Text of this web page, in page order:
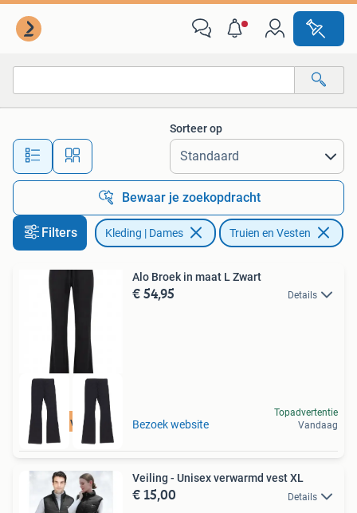
Alle afstanden…
Sorteer op
Bewaar je zoekopdracht
Filters Kleding | Dames Truien en Vesten
Tot 75% voordeel
Alo Broek in maat L Zwart
€ 54,95 Details
Bezoek website
Topadvertentie
Vandaag
Veiling - Unisex verwarmd vest XL
€ 15,00 Details